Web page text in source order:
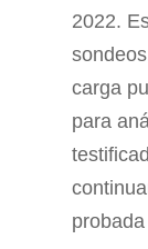
2022.
carga
para